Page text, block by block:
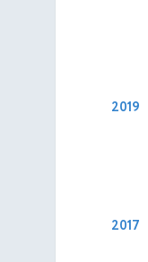
2019
2017